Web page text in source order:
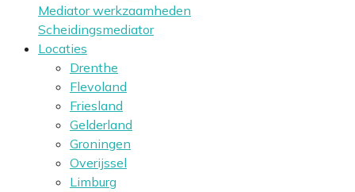
Mediator werkzaamheden
Scheidingsmediator
Locaties
Drenthe
Flevoland
Friesland
Gelderland
Groningen
Overijssel
Limburg